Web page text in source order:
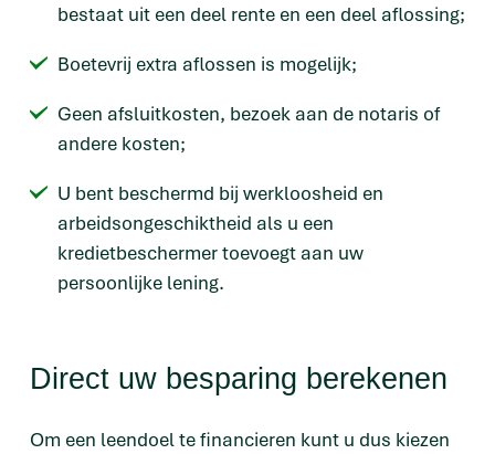
bestaat uit een deel rente en een deel aflossing;
Boetevrij extra aflossen is mogelijk;
Geen afsluitkosten, bezoek aan de notaris of
andere kosten;
U bent beschermd bij werkloosheid en
arbeidsongeschiktheid als u een
kredietbeschermer toevoegt aan uw
persoonlijke lening.
Direct uw besparing berekenen
Om een leendoel te financieren kunt u dus kiezen